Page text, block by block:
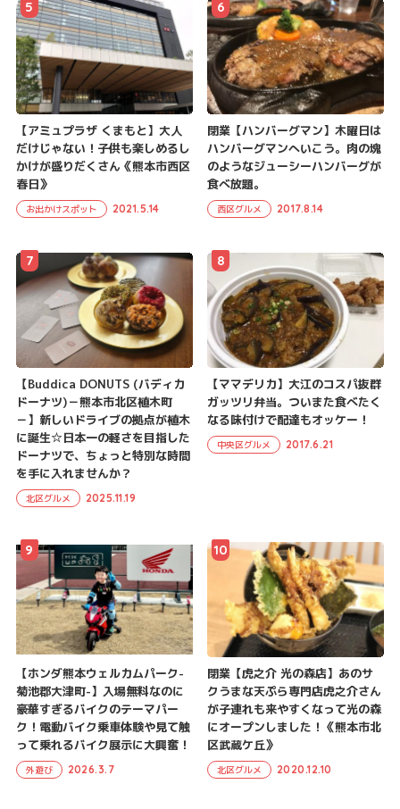
【アミュプラザ くまもと】大人
だけじゃない！子供も楽しめるし
かけが盛りだくさん《熊本市西区
春日》
お出かけスポット 2021.5.14
5
閉業【ハンバーグマン】木曜日は
ハンバーグマンへいこう。肉の塊
のようなジューシーハンバーグが
食べ放題。
西区グルメ 2017.8.14
6
【Buddica DONUTS (バディカ
ドーナツ)－熊本市北区植木町
－】新しいドライブの拠点が植木
に誕生☆日本一の軽さを目指した
ドーナツで、ちょっと特別な時間
を手に入れませんか？
北区グルメ 2025.11.19
7
【ママデリカ】大江のコスパ抜群
ガッツリ弁当。ついまた食べたく
なる味付けで配達もオッケー！
中央区グルメ 2017.6.21
8
【ホンダ熊本ウェルカムパーク-
菊池郡大津町-】入場無料なのに
豪華すぎるバイクのテーマパー
ク！電動バイク乗車体験や見て触
って乗れるバイク展示に大興奮！
外遊び 2026.3.7
9
閉業【虎之介 光の森店】あのサ
クうまな天ぷら専門店虎之介さん
が子連れも来やすくなって光の森
にオープンしました！《熊本市北
区武蔵ケ丘》
北区グルメ 2020.12.10
10